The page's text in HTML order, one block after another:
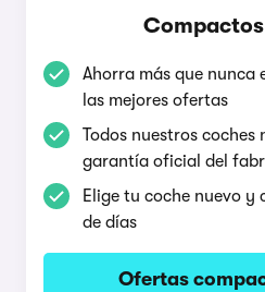
Ahorra más que nunca
las mejores ofertas
Todos nuestros
garantía oficial del
Elige tu coche nuevo y
de días
Ofertas